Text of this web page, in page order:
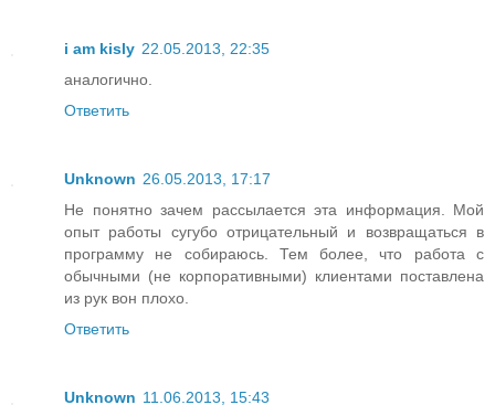
i am kisly 22.05.2013, 22:35
аналогично.
Ответить
Unknown 26.05.2013, 17:17
Не понятно зачем рассылается эта информация. Мой
опыт работы сугубо отрицательный и возвращаться в
программу не собираюсь. Тем более, что работа с
обычными (не корпоративными) клиентами поставлена
из рук вон плохо.
Ответить
Unknown 11.06.2013, 15:43